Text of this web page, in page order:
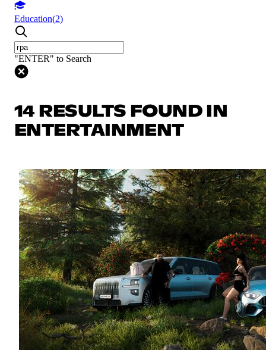
Education(2)
"ENTER" to Search
14 RESULTS FOUND IN
ENTERTAINMENT